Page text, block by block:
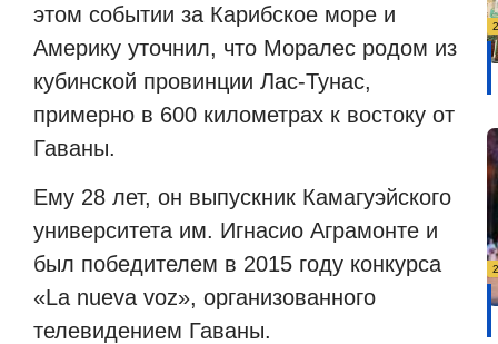
этом событии за Карибское море и
Америку уточнил, что Моралес родом из
кубинской провинции Лас-Тунас,
примерно в 600 километрах к востоку от
Гаваны.
Ему 28 лет, он выпускник Камагуэйского
университета им. Игнасио Аграмонте и
был победителем в 2015 году конкурса
«La nueva voz», организованного
телевидением Гаваны.